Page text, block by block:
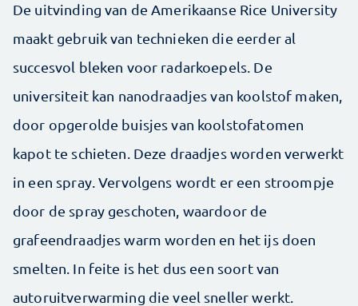
De uitvinding van de Amerikaanse Rice University
maakt gebruik van technieken die eerder al
succesvol bleken voor radarkoepels. De
universiteit kan nanodraadjes van koolstof maken,
door opgerolde buisjes van koolstofatomen
kapot te schieten. Deze draadjes worden verwerkt
in een spray. Vervolgens wordt er een stroompje
door de spray geschoten, waardoor de
grafeendraadjes warm worden en het ijs doen
smelten. In feite is het dus een soort van
autoruitverwarming die veel sneller werkt.